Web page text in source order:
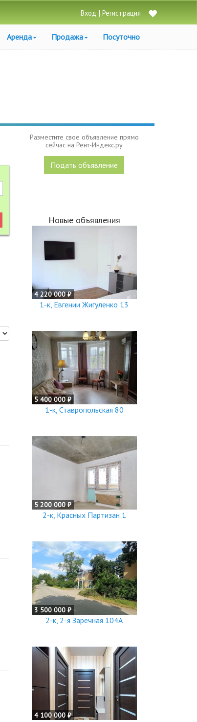
Вход | Регистрация
Аренда Продажа Посуточно
Разместите свое объявление прямо
сейчас на Рент-Индекс.ру
Подать объявление
Новые объявления
4 220 000 ₽
1-к, Евгении Жигуленко 13
5 400 000 ₽
1-к, Ставропольская 80
5 200 000 ₽
2-к, Красных Партизан 1
3 500 000 ₽
2-к, 2-я Заречная 104А
4 100 000 ₽